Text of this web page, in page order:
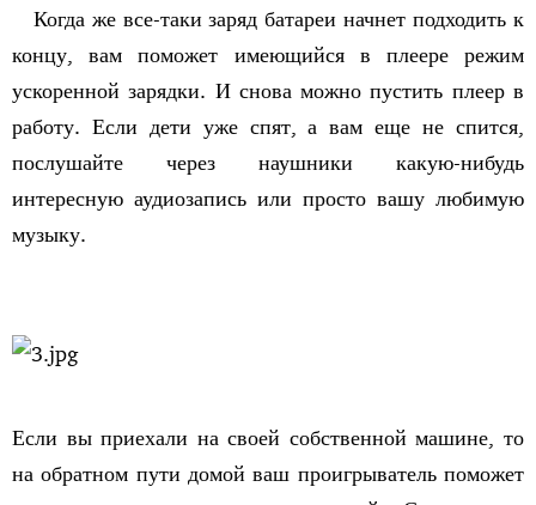
Когда же все-таки заряд батареи начнет подходить к
концу, вам поможет имеющийся в плеере режим
ускоренной зарядки. И снова можно пустить плеер в
работу. Если дети уже спят, а вам еще не спится,
послушайте через наушники какую-нибудь
интересную аудиозапись или просто вашу любимую
музыку.
Если вы приехали на своей собственной машине, то
на обратном пути домой ваш проигрыватель поможет